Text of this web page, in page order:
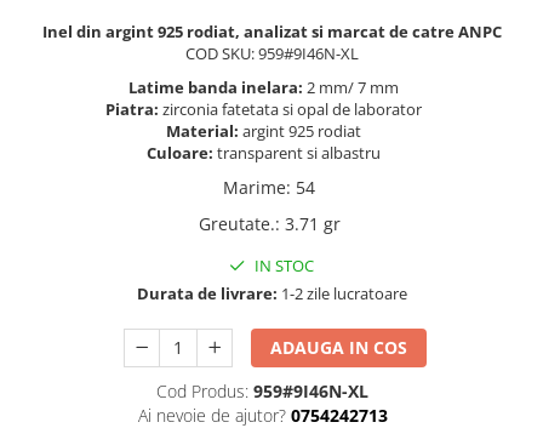
Inel din argint 925 rodiat, analizat si marcat de catre ANPC
COD SKU: 959#9I46N-XL
Latime banda inelara: 2 mm/ 7 mm
Piatra: zirconia fatetata si opal de laborator
Material: argint 925 rodiat
Culoare: transparent si albastru
Marime: 54
Greutate.: 3.71 gr
IN STOC
Durata de livrare: 1-2 zile lucratoare
ADAUGA IN COS
Cod Produs: 959#9I46N-XL
Ai nevoie de ajutor? 0754242713